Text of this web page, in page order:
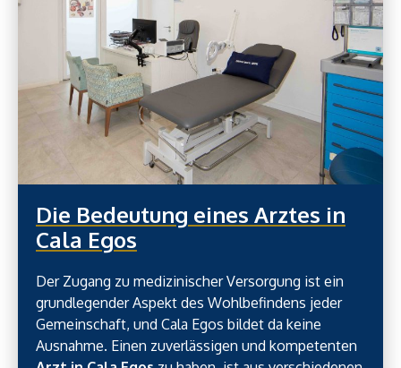
Die Bedeutung eines Arztes in
Cala Egos
Der Zugang zu medizinischer Versorgung ist ein
grundlegender Aspekt des Wohlbefindens jeder
Gemeinschaft, und Cala Egos bildet da keine
Ausnahme. Einen zuverlässigen und kompetenten